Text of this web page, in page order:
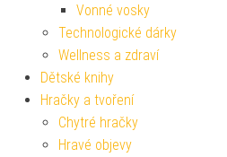
Vonné vosky
Technologické dárky
Wellness a zdraví
Dětské knihy
Hračky a tvoření
Chytré hračky
Hravé objevy